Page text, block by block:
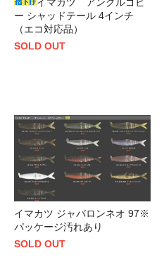
ー シャッドテール 4インチ
（エコ対応品）
SOLD OUT
イマカツ ジャバロンネオ 97※
パッケージ汚れあり
SOLD OUT